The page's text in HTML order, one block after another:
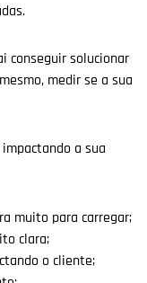
conseguir solucionar
medir se a sua
a sua
muito para carregar;
clara;
o cliente;